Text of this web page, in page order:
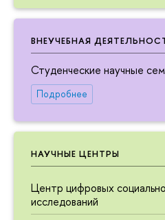
ВНЕУЧЕБНАЯ
Студенческие научные
Подробнее
НАУЧНЫЕ ЦЕНТРЫ
Центр цифровых
исследований